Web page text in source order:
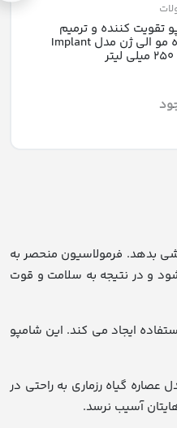
تقویت کننده و ترمیم
کننده مو الی ژن مدل Implant
حجم و برق بخشی بدهد. فرمولاسیون منحصر به
و در نتیجه به سلامت و قوت
ایجاد می کند. این شامپو
گیاه رزماری به راحتی در
آسیب نرسد.